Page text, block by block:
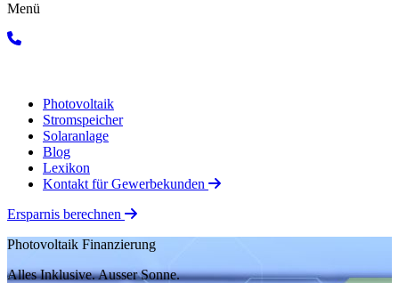
Menü
Photovoltaik
Stromspeicher
Solaranlage
Blog
Lexikon
Kontakt für Gewerbekunden
Ersparnis berechnen
Photovoltaik Finanzierung
Alles Inklusive.Ausser Sonne.